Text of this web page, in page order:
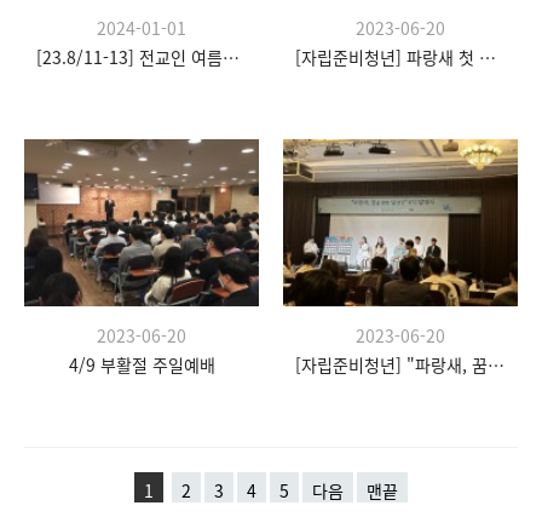
2024-01-01
[23.8/11-13] 전교인 여름수련회
2023-06-20
[자립준비청년] 파랑새 첫 모임
2023-06-20
4/9 부활절 주일예배
2023-06-20
[자립준비청년] "파랑새, 꿈을 향한 날갯짓" 발대식
1 2 3 4 5 다음 맨끝